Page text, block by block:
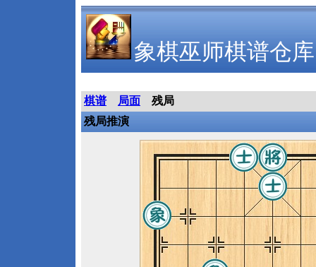
象棋巫师棋谱仓库
棋谱 局面
残局
残局推演